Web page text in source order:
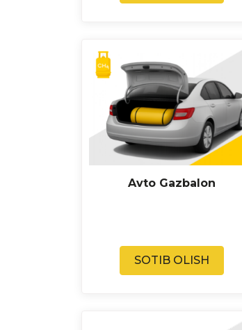
Avto Gazbalon
SOTIB OLISH